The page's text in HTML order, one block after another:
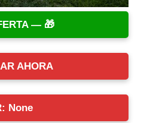
—
AHORA
None